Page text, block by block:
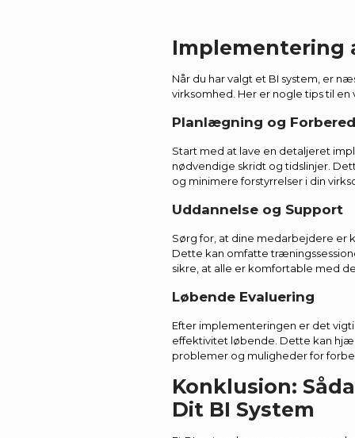
Implementering
Når du har valgt et BI system, er
virksomhed. Her er nogle tips til
Planlægning og
Start med at lave en detaljeret
nødvendige skridt og tidslinjer.
og minimere forstyrrelser i din
Uddannelse og Support
Sørg for, at dine medarbejdere er
Dette kan omfatte
sikre, at alle er komfortable med
Løbende Evaluering
Efter implementeringen er det
effektivitet løbende. Dette kan
problemer og muligheder for
Konklusion:
Dit BI System